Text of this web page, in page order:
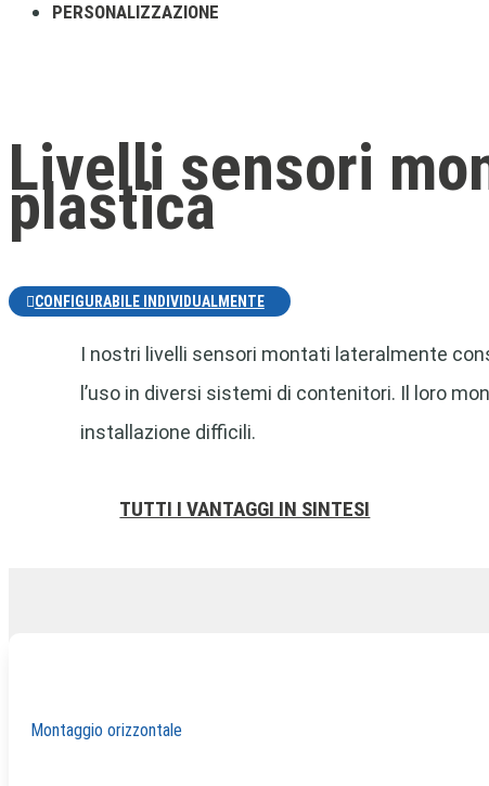
PERSONALIZZAZIONE
Livelli sensori
plastica
CONFIGURABILE INDIVIDUALMENTE
I nostri livelli sensori montati lateralmente
l’uso in diversi sistemi di contenitori. Il loro
installazione difficili.
TUTTI I VANTAGGI IN SINTESI
Montaggio orizzontale